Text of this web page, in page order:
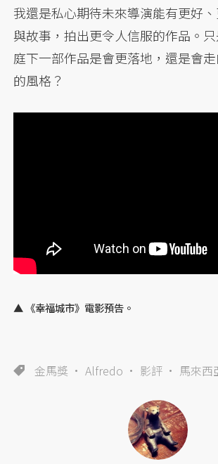
我還是私心期待未來導演能有更好
與故事，拍出更令人信服的作品。
庭下一部作品是會更落地，還是會
的風格？
▲ 《幸福城市》電影預告。
金馬獎 Alfredo 影評 馬來西